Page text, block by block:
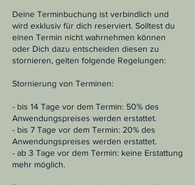
Deine Terminbuchung ist verbindlich und
wird exklusiv für dich reserviert. Solltest du
einen Termin nicht wahrnehmen können
oder Dich dazu entscheiden diesen zu
stornieren, gelten folgende Regelungen:
Stornierung von Terminen:
- bis 14 Tage vor dem Termin: 50% des
Anwendungspreises werden erstattet.
- bis 7 Tage vor dem Termin: 20% des
Anwendungspreises werden erstattet.
- ab 3 Tage vor dem Termin: keine Erstattung
mehr möglich.